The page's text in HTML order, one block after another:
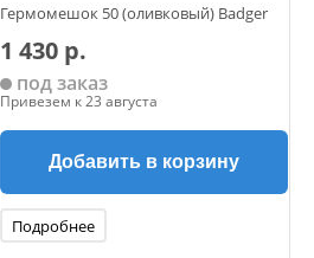
Гермомешок 50 (оливковый) Badger
1 430 р.
под заказ
Привезем к 23 августа
Добавить в корзину
Подробнее